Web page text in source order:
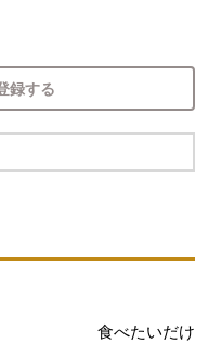
録する
食べたいだけ